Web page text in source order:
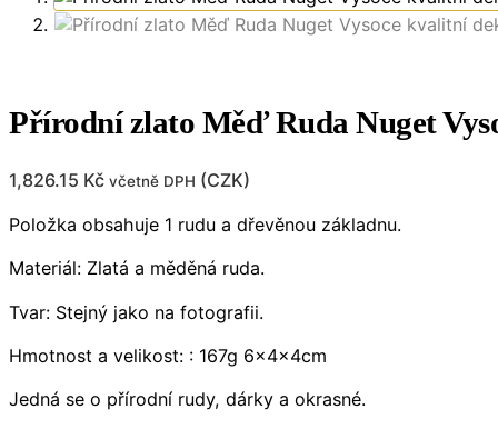
Přírodní zlato Měď Ruda Nuget
1,826.15 Kč včetně DPH (CZK)
Položka obsahuje 1 rudu a dřevěnou základnu.
Materiál: Zlatá a měděná ruda.
Tvar: Stejný jako na fotografii.
Hmotnost a velikost: : 167g 6x4x4cm
Jedná se o přírodní rudy, dárky a okrasné.